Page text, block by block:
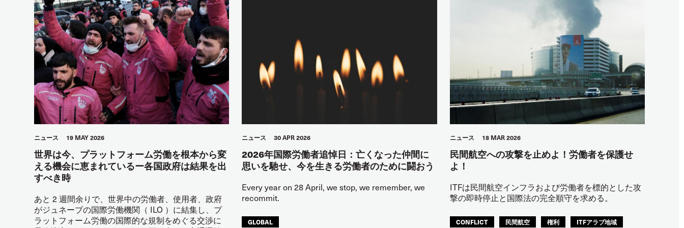
ニュース 19 MAY 2026
世界は今、プラットフォーム労働を根本から変
える機会に恵まれているー各国政府は結果を出
すべき時
あと 2 週間余りで、世界中の労働者、使用者、政府
がジュネーブの国際労働機関（ ILO ）に結集し、プ
ラットフォーム労働の国際的な規制をめぐる交渉に
ニュース 30 APR 2026
2026年国際労働者追悼日：亡くなった仲間に
思いを馳せ、今を生きる労働者のために闘おう
Every year on 28 April, we stop, we remember, we
recommit.
GLOBAL
ニュース 18 MAR 2026
民間航空への攻撃を止めよ！労働者を保護せ
よ！
ITFは民間航空インフラおよび労働者を標的とした攻
撃の即時停止と国際法の完全順守を求める。
CONFLICT 民間航空 権利 ITFアラブ地域